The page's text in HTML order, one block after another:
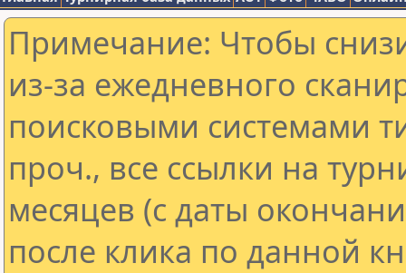
Примечание: Чтобы
из-за ежедневного
поисковыми системами
проч., все ссылки на
месяцев (с даты
после клика по данной